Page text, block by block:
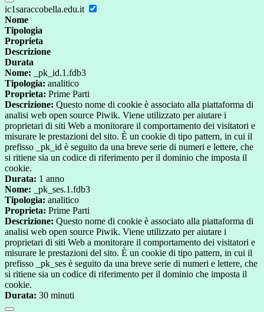
ic1saraccobella.edu.it
Nome
Tipologia
Proprieta
Descrizione
Durata
Nome: _pk_id.1.fdb3
Tipologia: analitico
Proprieta: Prime Parti
Descrizione: Questo nome di cookie è associato alla piattaforma di
analisi web open source Piwik. Viene utilizzato per aiutare i
proprietari di siti Web a monitorare il comportamento dei visitatori e
misurare le prestazioni del sito. È un cookie di tipo pattern, in cui il
prefisso _pk_id è seguito da una breve serie di numeri e lettere, che
si ritiene sia un codice di riferimento per il dominio che imposta il
cookie.
Durata: 1 anno
Nome: _pk_ses.1.fdb3
Tipologia: analitico
Proprieta: Prime Parti
Descrizione: Questo nome di cookie è associato alla piattaforma di
analisi web open source Piwik. Viene utilizzato per aiutare i
proprietari di siti Web a monitorare il comportamento dei visitatori e
misurare le prestazioni del sito. È un cookie di tipo pattern, in cui il
prefisso _pk_ses è seguito da una breve serie di numeri e lettere, che
si ritiene sia un codice di riferimento per il dominio che imposta il
cookie.
Durata: 30 minuti